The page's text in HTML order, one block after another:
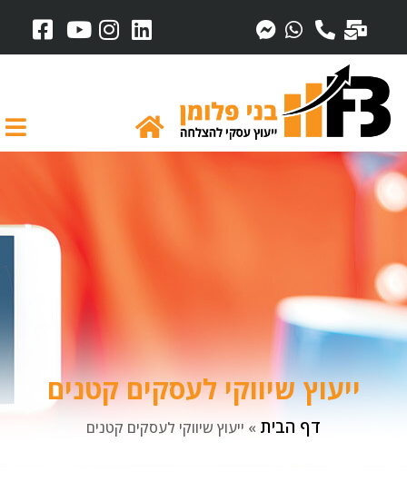
ייעוץ שיווקי לעסקים קטנים
דף הבית » ייעוץ שיווקי לעסקים קטנים